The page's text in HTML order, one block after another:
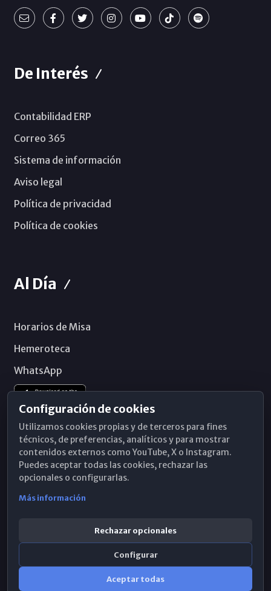
De Interés
Contabilidad ERP
Correo 365
Sistema de información
Aviso legal
Política de privacidad
Política de cookies
Al Día
Horarios de Misa
Hemeroteca
WhatsApp
Configuración de cookies
Utilizamos cookies propias y de terceros para fines
técnicos, de preferencias, analíticos y para mostrar
contenidos externos como YouTube, X o Instagram.
Puedes aceptar todas las cookies, rechazar las
opcionales o configurarlas.
Más información
Rechazar opcionales
Configurar
Aceptar todas